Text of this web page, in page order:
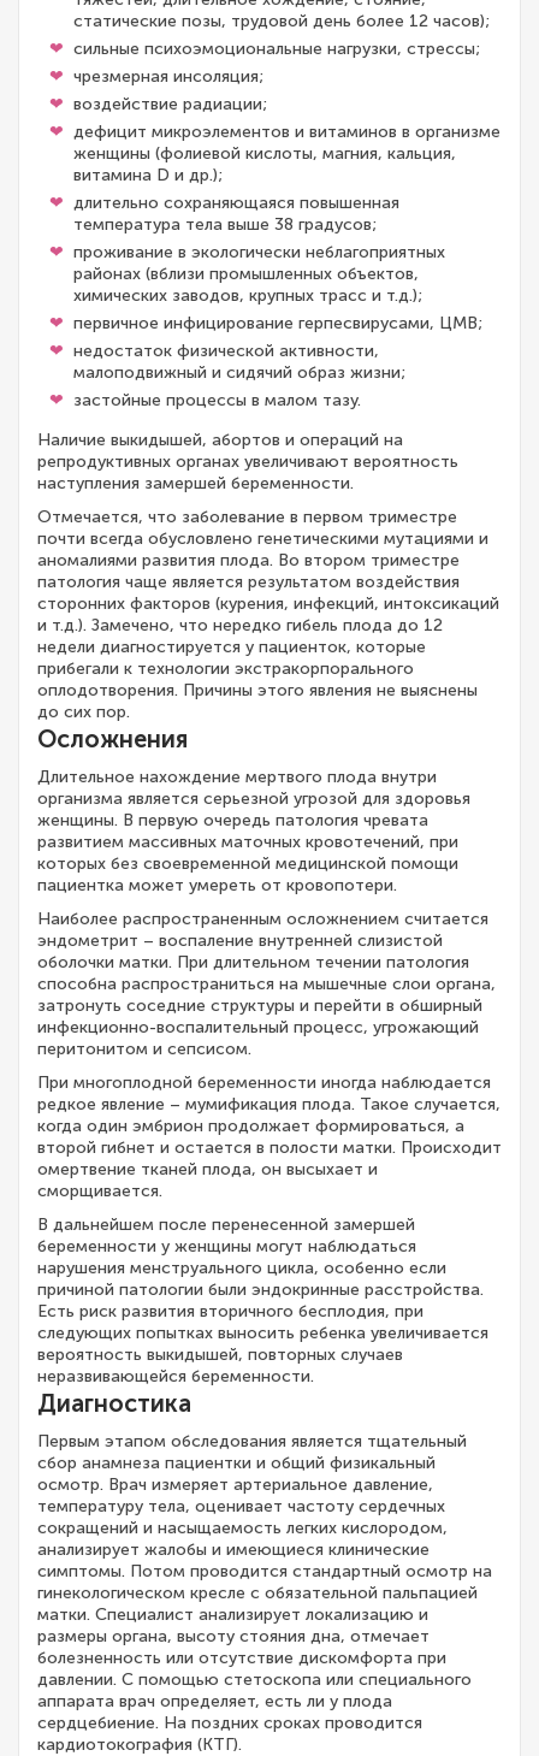
статические позы, трудовой день более 12 часов);
сильные психоэмоциональные нагрузки, стрессы;
чрезмерная инсоляция;
воздействие радиации;
дефицит микроэлементов и витаминов в организме
женщины (фолиевой кислоты, магния, кальция,
витамина D и др.);
длительно сохраняющаяся повышенная
температура тела выше 38 градусов;
проживание в экологически неблагоприятных
районах (вблизи промышленных объектов,
химических заводов, крупных трасс и т.д.);
первичное инфицирование герпесвирусами, ЦМВ;
недостаток физической активности,
малоподвижный и сидячий образ жизни;
застойные процессы в малом тазу.
Наличие выкидышей, абортов и операций на
репродуктивных органах увеличивают вероятность
наступления замершей беременности.
Отмечается, что заболевание в первом триместре
почти всегда обусловлено генетическими мутациями и
аномалиями развития плода. Во втором триместре
патология чаще является результатом воздействия
сторонних факторов (курения, инфекций, интоксикаций
и т.д.). Замечено, что нередко гибель плода до 12
недели диагностируется у пациенток, которые
прибегали к технологии экстракорпорального
оплодотворения. Причины этого явления не выяснены
до сих пор.
Осложнения
Длительное нахождение мертвого плода внутри
организма является серьезной угрозой для здоровья
женщины. В первую очередь патология чревата
развитием массивных маточных кровотечений, при
которых без своевременной медицинской помощи
пациентка может умереть от кровопотери.
Наиболее распространенным осложнением считается
эндометрит – воспаление внутренней слизистой
оболочки матки. При длительном течении патология
способна распространиться на мышечные слои органа,
затронуть соседние структуры и перейти в обширный
инфекционно-воспалительный процесс, угрожающий
перитонитом и сепсисом.
При многоплодной беременности иногда наблюдается
редкое явление – мумификация плода. Такое случается,
когда один эмбрион продолжает формироваться, а
второй гибнет и остается в полости матки. Происходит
омертвение тканей плода, он высыхает и
сморщивается.
В дальнейшем после перенесенной замершей
беременности у женщины могут наблюдаться
нарушения менструального цикла, особенно если
причиной патологии были эндокринные расстройства.
Есть риск развития вторичного бесплодия, при
следующих попытках выносить ребенка увеличивается
вероятность выкидышей, повторных случаев
неразвивающейся беременности.
Диагностика
Первым этапом обследования является тщательный
сбор анамнеза пациентки и общий физикальный
осмотр. Врач измеряет артериальное давление,
температуру тела, оценивает частоту сердечных
сокращений и насыщаемость легких кислородом,
анализирует жалобы и имеющиеся клинические
симптомы. Потом проводится стандартный осмотр на
гинекологическом кресле с обязательной пальпацией
матки. Специалист анализирует локализацию и
размеры органа, высоту стояния дна, отмечает
болезненность или отсутствие дискомфорта при
давлении. С помощью стетоскопа или специального
аппарата врач определяет, есть ли у плода
сердцебиение. На поздних сроках проводится
кардиотокография (КТГ).